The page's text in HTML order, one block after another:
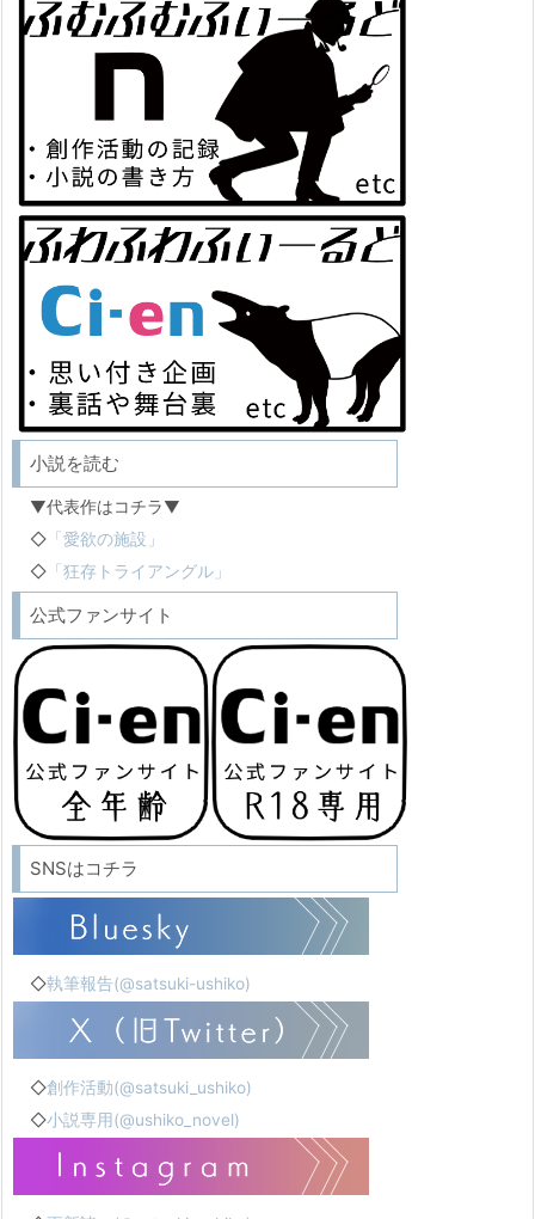
小説を読む
▼代表作はコチラ▼
◇ 「愛欲の施設」
◇ 「狂存トライアングル」
公式ファンサイト
SNSはコチラ
◇執筆報告(@satsuki-ushiko)
◇創作活動(@satsuki_ushiko)
◇小説専用(@ushiko_novel)